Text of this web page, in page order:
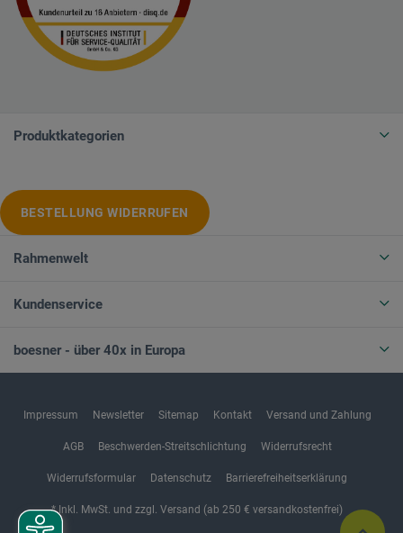
Produktkategorien
BESTELLUNG WIDERRUFEN
Rahmenwelt
Kundenservice
boesner - über 40x in Europa
Impressum Newsletter Sitemap Kontakt Versand und Zahlung
AGB Beschwerden-Streitschlichtung Widerrufsrecht
Widerrufsformular Datenschutz Barrierefreiheitserklärung
* Inkl. MwSt. und zzgl. Versand (ab 250 € versandkostenfrei)